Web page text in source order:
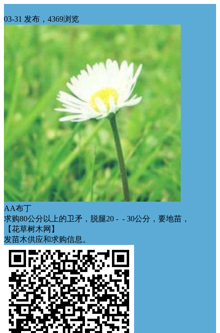
03-31 发布，4369浏览
AA布丁
求购80公分以上的卫矛，脱腿20 - - 30公分，要地苗，
【花草树木网】
发苗木供应和求购信息。